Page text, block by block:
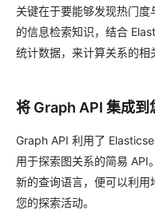
关键在于要能够发现热门
的信息检索知识，结合
统计数据，来计算关系的相
将 Graph API 集成到
Graph API 利用了
用于探索图关系的简易 API
新的查询语言，便可以利
您的探索活动。